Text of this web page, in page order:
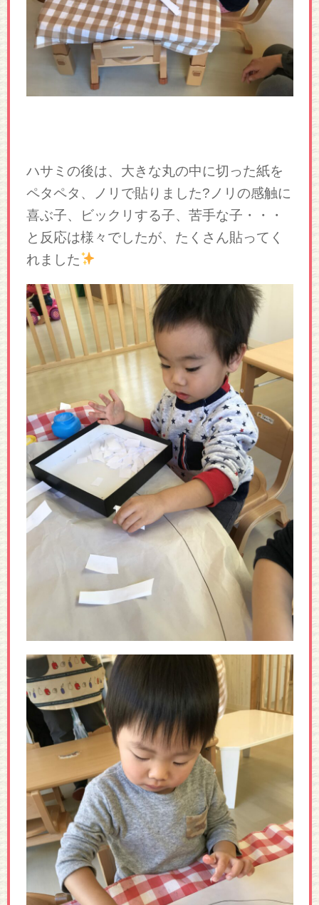
ハサミの後は、大きな丸の中に切った紙を
ペタペタ、ノリで貼りました?ノリの感触に
喜ぶ子、ビックリする子、苦手な子・・・
と反応は様々でしたが、たくさん貼ってく
れました